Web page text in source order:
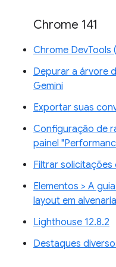
Chrome 141
Chrome DevTools
Depurar a árvore
Gemini
Exportar suas
Configuração de
painel
Filtrar
Elementos > A
layout em alvenaria
Lighthouse 12.8.2
Destaques